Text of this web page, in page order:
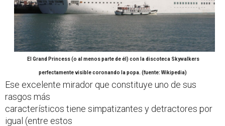
El Grand Princess (o al menos parte de él) con la discoteca Skywalkers
perfectamente visible coronando la popa. (fuente: Wikipedia)
Ese excelente mirador que constituye uno de sus
rasgos más
característicos tiene simpatizantes y detractores por
igual (entre estos